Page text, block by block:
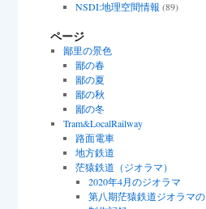
NSDI:地理空間情報 (89)
ページ
鄙里の景色
鄙の春
鄙の夏
鄙の秋
鄙の冬
Tram&LocalRailway
路面電車
地方鉄道
茫猿鉄道（ジオラマ）
2020年4月のジオラマ
第八期茫猿鉄道ジオラマの